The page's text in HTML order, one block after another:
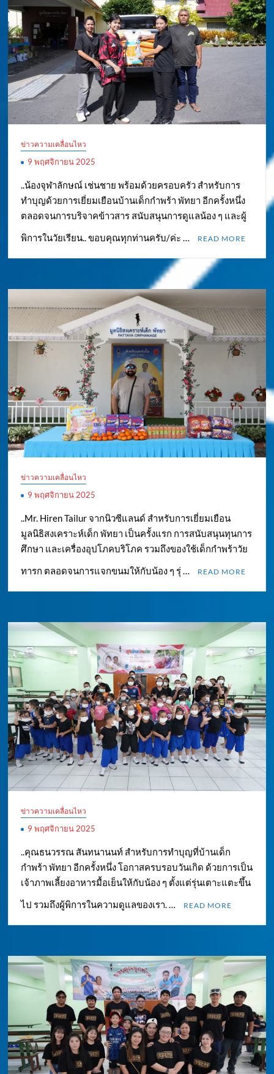
ข่าวความเคลื่อนไหว
9 พฤศจิกายน 2025
..น้องจุฬาลักษณ์ เช่นชาย พร้อมด้วยครอบครัว สำหรับการ
ทำบุญด้วยการเยี่ยมเยือนบ้านเด็กกำพร้า พัทยา อีกครั้งหนึ่ง
ตลอดจนการบริจาคข้าวสาร สนับสนุนการดูแลน้อง ๆ และผู้
พิการในวัยเรียน.. ขอบคุณทุกท่านครับ/ค่ะ …
READ MORE
ข่าวความเคลื่อนไหว
9 พฤศจิกายน 2025
..Mr. Hiren Tailur จากนิวซีแลนด์ สำหรับการเยี่ยมเยือน
มูลนิธิสงเคราะห์เด็ก พัทยา เป็นครั้งแรก การสนับสนุนทุนการ
ศึกษา และเครื่องอุปโภคบริโภค รวมถึงของใช้เด็กกำพร้าวัย
ทารก ตลอดจนการแจกขนมให้กับน้อง ๆ รุ่ …
READ MORE
ข่าวความเคลื่อนไหว
9 พฤศจิกายน 2025
..คุณธนวรรณ สันทนานนท์ สำหรับการทำบุญที่บ้านเด็ก
กำพร้า พัทยา อีกครั้งหนึ่ง โอกาสครบรอบวันเกิด ด้วยการเป็น
เจ้าภาพเลี้ยงอาหารมื้อเย็นให้กับน้อง ๆ ตั้งแต่รุ่นเตาะแตะขึ้น
ไป รวมถึงผู้พิการในความดูแลของเรา. …
READ MORE